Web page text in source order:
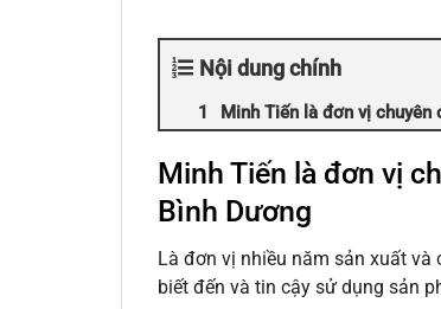
Nội dung chính
Minh Tiến là đơn vị chuyên
Minh Tiến là đơn vị
Bình Dương
Là đơn vị nhiều năm sản xuất
biết đến và tin cậy sử dụng sản